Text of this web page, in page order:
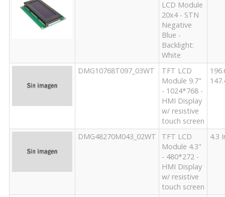
LCD Module
20x4 - STN
Negative
Blue -
Backlight:
White
DMG10768T097_03WT
TFT LCD
Module 9.7"
- 1024*768 -
HMI Display
w/ resistive
touch screen
DMG48270M043_02WT
TFT LCD
Module 4.3"
- 480*272 -
HMI Display
w/ resistive
touch screen
4.3